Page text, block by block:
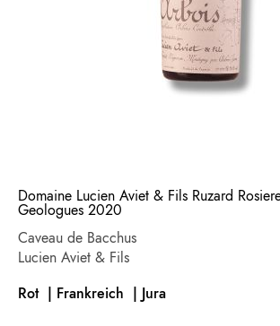
Domaine Lucien Aviet & Fils Ruzard
Geologues 2020
Caveau de Bacchus
Lucien Aviet & Fils
Rot | Frankreich | Jura